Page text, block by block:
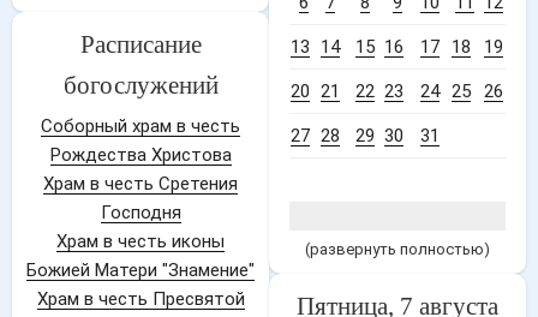
Расписание
богослужений
Соборный храм в честь
Рождества Христова
Храм в честь Сретения
Господня
Храм в честь иконы
Божией Матери "Знамение"
Храм в честь Пресвятой
13 14 15 16 17 18 19
20 21 22 23 24 25 26
27 28 29 30 31
(развернуть полностью)
Пятница, 7 августа